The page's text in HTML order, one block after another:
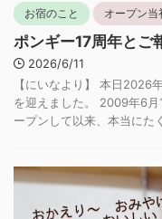
お宿のこと オープン
ポンギー17周年とご
2026/6/11
【にいなより】 本日2026
を迎えました。 2009年6
ープンして以来、本当にた